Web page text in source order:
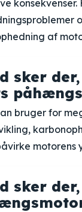
af
sker
bruger for
sker